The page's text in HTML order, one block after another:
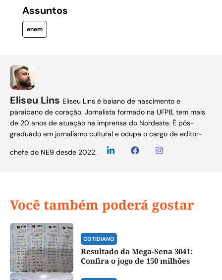
Assuntos
enem
Eliseu Lins Eliseu Lins é baiano de nascimento e
paraibano de coração. Jornalista formado na UFPB, tem mais
de 20 anos de atuação na imprensa do Nordeste. É pós-
graduado em jornalismo cultural e ocupa o cargo de editor-
chefe do NE9 desde 2022.
Você também poderá gostar
COTIDIANO
Resultado da Mega-Sena 3041:
Confira o jogo de 150 milhões